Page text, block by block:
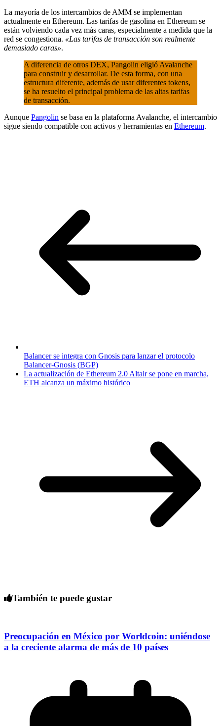
La mayoría de los intercambios de AMM se implementan
actualmente en Ethereum. Las tarifas de gasolina en Ethereum se
están volviendo cada vez más caras, especialmente a medida que la
red se congestiona. «Las tarifas de transacción son realmente
demasiado caras».
A diferencia de otros DEX, Pangolin eligió Avalanche
para construir y desarrollar. De esta forma, con una
estructura diferente, además de usar diferentes tokens,
se ha resuelto el principal problema de las altas tarifas
de transacción.
Aunque Pangolin se basa en la plataforma Avalanche, el intercambio
sigue siendo compatible con activos y herramientas en Ethereum.
Balancer se integra con Gnosis para lanzar el protocolo
Balancer-Gnosis (BGP)
La actualización de Ethereum 2.0 Altair se pone en marcha,
ETH alcanza un máximo histórico
También te puede gustar
Preocupación en México por Worldcoin: uniéndose
a la creciente alarma de más de 10 países